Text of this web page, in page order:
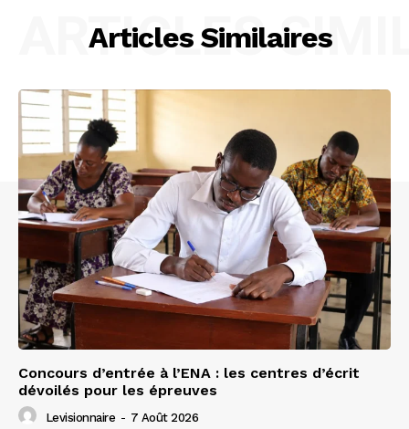
Articles Similaires
ARTICLES
Concours d’entrée à l’ENA : les centres d’écrit
dévoilés pour les épreuves
Levisionnaire - 7 Août 2026